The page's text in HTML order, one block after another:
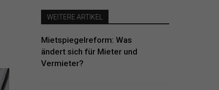
WEITERE ARTIKEL
Mietspiegelreform: Was
ändert sich für Mieter und
Vermieter?